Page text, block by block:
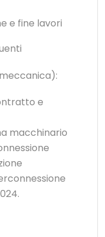
e fine lavori
e
macchinario